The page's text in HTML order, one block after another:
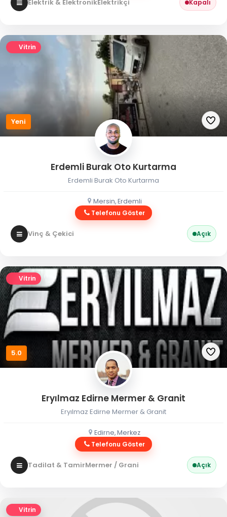
Elektrik & ElektronikElektrikçi Kapalı
Vitrin
Yeni
Erdemli Burak Oto Kurtarma
Erdemli Burak Oto Kurtarma
Mersin, Erdemli
Telefonu Göster
Vinç & Çekici Açık
Vitrin
5.0
Eryılmaz Edirne Mermer & Granit
Eryılmaz Edirne Mermer & Granit
Edirne, Merkez
Telefonu Göster
Tadilat & TamirMermer / Granit Açık
Vitrin